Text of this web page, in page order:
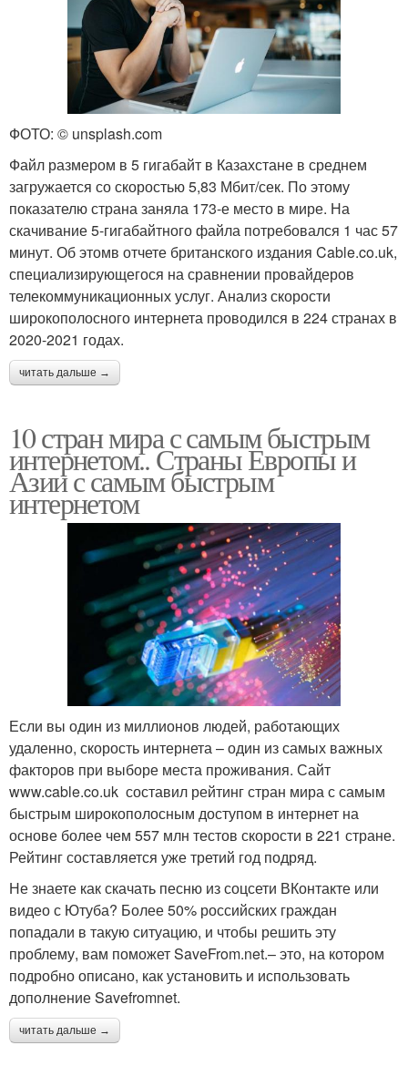
ФОТО: © unsplash.com
Файл размером в 5 гигабайт в Казахстане в среднем
загружается со скоростью 5,83 Мбит/сек. По этому
показателю страна заняла 173-е место в мире. На
скачивание 5-гигабайтного файла потребовался 1 час 57
минут. Об этомв отчете британского издания Cable.co.uk,
специализирующегося на сравнении провайдеров
телекоммуникационных услуг. Анализ скорости
широкополосного интернета проводился в 224 странах в
2020-2021 годах.
читать дальше →
10 стран мира с самым быстрым
интернетом.. Страны Европы и
Азии с самым быстрым
интернетом
Если вы один из миллионов людей, работающих
удаленно, скорость интернета – один из самых важных
факторов при выборе места проживания. Сайт
www.cable.co.uk составил рейтинг стран мира с самым
быстрым широкополосным доступом в интернет на
основе более чем 557 млн тестов скорости в 221 стране.
Рейтинг составляется уже третий год подряд.
Не знаете как скачать песню из соцсети ВКонтакте или
видео с Ютуба? Более 50% российских граждан
попадали в такую ситуацию, и чтобы решить эту
проблему, вам поможет SaveFrom.net.– это, на котором
подробно описано, как установить и использовать
дополнение Savefromnet.
читать дальше →